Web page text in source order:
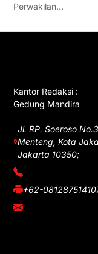
Perwakilan…
Kantor Redaksi :
Gedung Mandira
Jl. RP. Soeroso
Menteng, Kota
Jakarta 10350;
(021) 3908026
+62-
adm@iawnews.com